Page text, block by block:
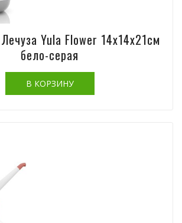
Yula Flower 14х14х21см
бело-серая